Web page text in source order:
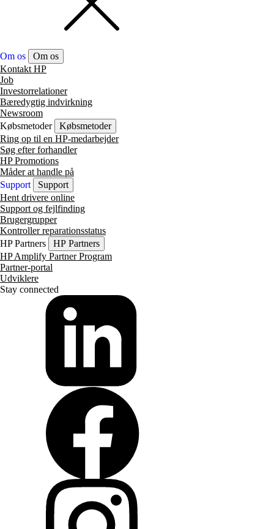
Om os
Om os
Kontakt HP
Job
Investorrelationer
Bæredygtig indvirkning
Newsroom
Købsmetoder
Købsmetoder
Ring op til en HP-medarbejder
Søg efter forhandler
HP Promotions
Måder at handle på
Support
Support
Hent drivere online
Support og fejlfinding
Brugergrupper
Kontroller reparationsstatus
HP Partners
HP Partners
HP Amplify Partner Program
Partner-portal
Udviklere
Stay connected